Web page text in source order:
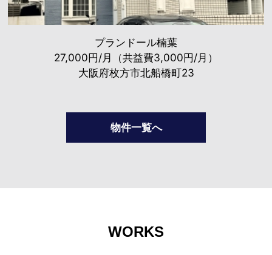
プランドール楠葉
27,000円/月（共益費3,000円/月）
大阪府枚方市北船橋町23
物件一覧へ
WORKS